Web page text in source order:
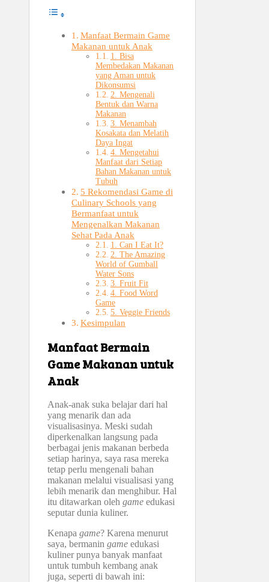
Manfaat Bermain Game
Makanan untuk Anak
1. Bisa
Membedakan Makanan
yang Aman untuk
Dikonsumsi
2. Mengenali
Bentuk dan Warna
Makanan
3. Menambah
Kosakata dan Melatih
Daya Ingat
4. Mengetahui
Manfaat dari Setiap
Bahan Makanan untuk
Tubuh
5 Rekomendasi Game di
Culinary Schools yang
Bermanfaat untuk
Mengenalkan Makanan
Sehat Pada Anak
1. Can I Eat It?
2. The Amazing
World of Gumball
Water Sons
3. Fruit Fit
4. Food Word
Game
5. Veggie Friends
Kesimpulan
Manfaat Bermain
Game Makanan untuk
Anak
Anak-anak suka belajar dari hal
yang menarik dan ada
visualisasinya. Meski sudah
diperkenalkan langsung pada
berbagai jenis makanan berbeda
setiap harinya, saya rasa mereka
tetap perlu mengenali bahan
makanan melalui visualisasi yang
lebih menarik dan menghibur. Hal
itu ditawarkan oleh game edukasi
seputar dunia kuliner.
Kenapa game? Karena menurut
saya, bermanin game edukasi
kuliner punya banyak manfaat
untuk tumbuh kembang anak
juga, seperti di bawah ini: